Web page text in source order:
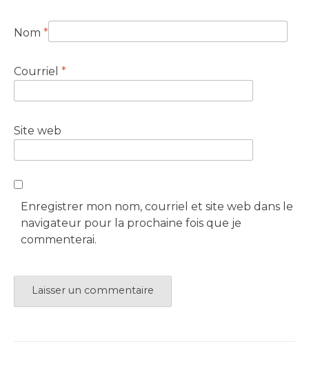
Nom *
Courriel *
Site web
Enregistrer mon nom, courriel et site web dans le
navigateur pour la prochaine fois que je
commenterai.